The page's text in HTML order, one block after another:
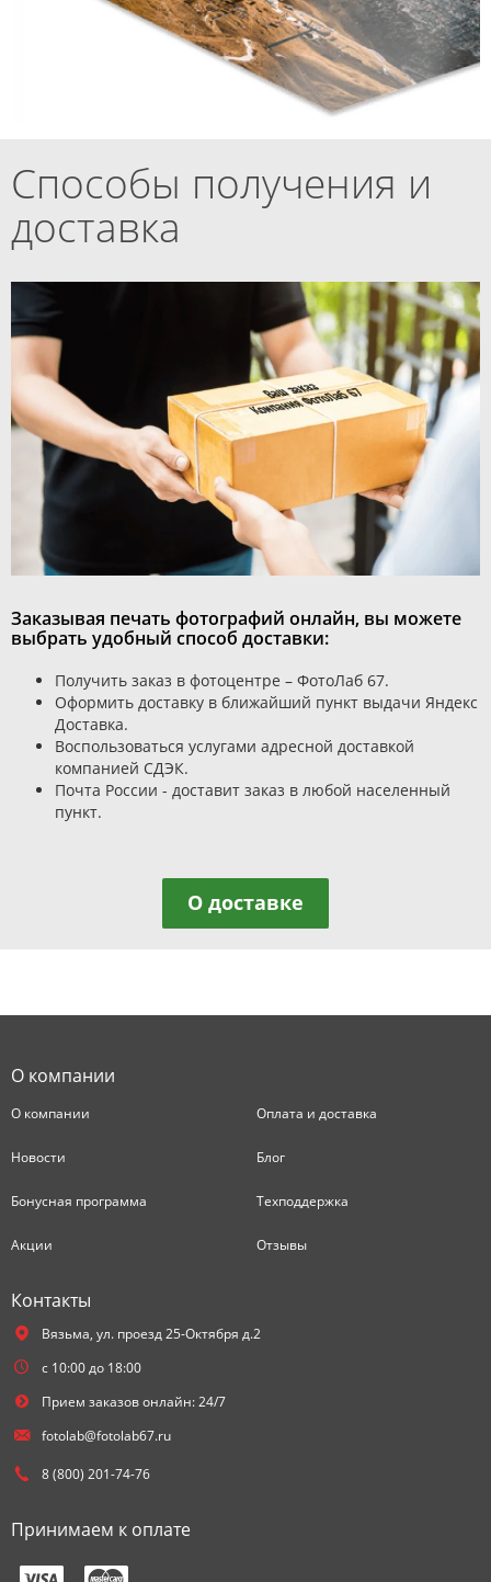
Способы получения и
доставка
Заказывая печать фотографий онлайн, вы можете
выбрать удобный способ доставки:
Получить заказ в фотоцентре – ФотоЛаб 67.
Оформить доставку в ближайший пункт выдачи Яндекс
Доставка.
Воспользоваться услугами адресной доставкой
компанией СДЭК.
Почта России - доставит заказ в любой населенный
пункт.
О доставке
О компании
О компании Оплата и доставка
Новости Блог
Бонусная программа Техподдержка
Акции Отзывы
Контакты
Вязьма, ул. проезд 25-Октября д.2
с 10:00 до 18:00
Прием заказов онлайн: 24/7
fotolab@fotolab67.ru
8 (800) 201-74-76
Принимаем к оплате